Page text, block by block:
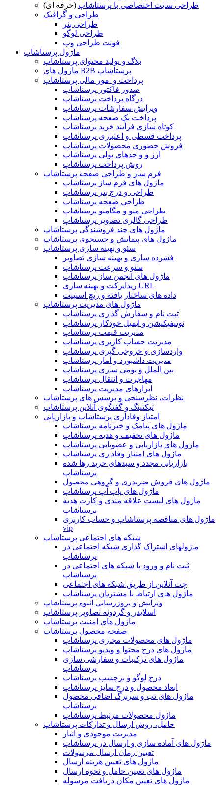
طراحی سایت اختصاصی با پرستاشاپ (حرفه ای)
طراحی و گرافیک
طراحی بنر
طراحی لوگو
فونت طراحی وب
ماژول پرستاشاپ
بلاگ و تولید محتوای پرستاشاپ
ماژول های B2B پرستاشاپ
پرداخت و امور مالی پرستاشاپ
صدور فاکتور پرستاشاپ
درگاه پرداخت پرستاشاپ
ویرایش سفارشات پرستاشاپ
پرداخت یک صفحه پرستاشاپ
کوتاه سازی فرآیند خرید پرستاشاپ
پرداخت قسطی و اعتباری پرستاشاپ
فروش حضوری محصولات پرستاشاپ
ارز و واحدهای پولی پرستاشاپ
روش پرداخت پرستاشاپ
فرم ساز و طراحی صفحه پرستاشاپ
ماژول های فرم ساز پرستاشاپ
طراحی و درج بنر پرستاشاپ
طراحی صفحه پرستاشاپ
طراحی منو و مگامنو پرستاشاپ
طراحی گالری تصاویر پرستاشاپ
ماژول های چند فروشندگی پرستاشاپ
ماژول های پیمایش و جستجوی پرستاشاپ
سئو و بهینه سازی پرستاشاپ
فشرده سازی و بهینه سازی تصاویر
سئو و سرعت پرستاشاپ
ماژول های انجمن ساز پرستاشاپ
ریدایرکت و بهینه سازی URL
داده های ساختار یافته و ریچ اسنیپت
ماژول های مدیریت پرستاشاپ
ثبت نام و سفارش گذاری پرستاشاپ
نوتیفیکیشن و ایمیل خودکار پرستاشاپ
مدیریت قیمت پرستاشاپ
مدیریت حساب کاربری پرستاشاپ
واردسازی و خروجی گیری پرستاشاپ
مدیریت داشبورد و آمار پرستاشاپ
بین الملل و بومی سازی پرستاشاپ
مهاجرت و انتقال پرستاشاپ
ابزارهای مدیریت پرستاشاپ
نظرات، نظرسنجی و پرسش های پرستاشاپ
تیکتینگ و گفتگوی آنلاین پرستاشاپ
امتیاز وفاداری پرستاشاپ و بازاریابی
ماژول های پیامک و خبرنامه پرستاشاپ
ماژول های تخفیف و هدیه پرستاشاپ
ماژول های بازاریابی و عضویابی پرستاشاپ
ماژول های امتیاز وفاداری پرستاشاپ
بازاریابی مجدد و سبدهای خرید رها شده
پرستاشاپ
ماژول های فروش ضربدری و گروهی محصول
ماژول های پاپ آپ پرستاشاپ
ماژول های لیست علاقه مندی و کارت هدیه
پرستاشاپ
ماژول های مناقصه پرستاشاپ و حساب کاربری
vip
شبکه های اجتماعی پرستاشاپ
ماژولهای اشتراک‌ گذاری شبکه اجتماعی در
پرستاشاپ
ثبت نام و ورود با شبکه های اجتماعی در
پرستاشاپ
چت آنلاین از طریق شبکه های اجتماعی
ماژول های ارتباط با مشتریان پرستاشاپ
ویرایش و بروزرسانی انبوه پرستاشاپ
اسلایدر و گردونه تصاویر پرستاشاپ
ماژول های امنیت پرستاشاپ
صفحه محصول پرستاشاپ
ماژول های محصولات مجازی پرستاشاپ
ماژول های درج محتوا و ویدیو پرستاشاپ
ماژول های ترکیبات و سفارشی سازی
پرستاشاپ
درج لوگو و برچسب پرستاشاپ
ابعاد محصول و درج سایز پرستاشاپ
ماژول های تب و سربرگ اضافی محصول
پرستاشاپ
ماژول محصولات مرتبط پرستاشاپ
حامل، روش ارسال و تدارکات پرستاشاپ
مدیریت موجودی و انبار
ماژول های آماده سازی و ارسال در پرستاشاپ
تعیین زمان ارسال مرسولات
ماژول های تعیین هزینه ارسال
ماژول های تعیین حامل و نحوه ارسال
ماژول های تعیین مکان دریافت مرسوله